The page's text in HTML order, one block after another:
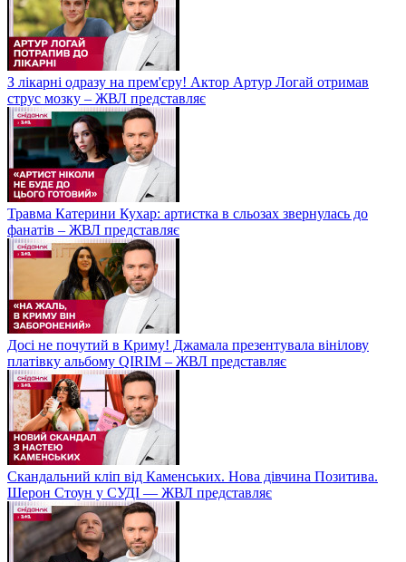
З лікарні одразу на прем'єру! Актор Артур Логай отримав
струс мозку – ЖВЛ представляє
Травма Катерини Кухар: артистка в сльозах звернулась до
фанатів – ЖВЛ представляє
Досі не почутий в Криму! Джамала презентувала вінілову
платівку альбому QIRIM – ЖВЛ представляє
Скандальний кліп від Каменських. Нова дівчина Позитива.
Шерон Стоун у СУДІ — ЖВЛ представляє